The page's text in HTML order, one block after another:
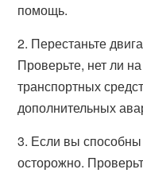
помощь.
2. Перестаньте
Проверьте, нет ли
транспортных
дополнительных
3. Если вы способны
осторожно.